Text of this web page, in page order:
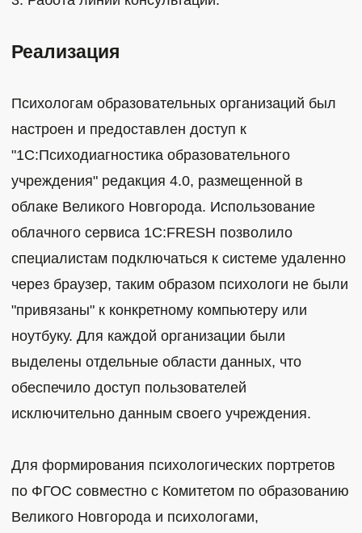
Реализация
Психологам образовательных организаций был
настроен и предоставлен доступ к
"1С:Психодиагностика образовательного
учреждения" редакция 4.0, размещенной в
облаке Великого Новгорода. Использование
облачного сервиса 1С:FRESH позволило
специалистам подключаться к системе удаленно
через браузер, таким образом психологи не были
"привязаны" к конкретному компьютеру или
ноутбуку. Для каждой организации были
выделены отдельные области данных, что
обеспечило доступ пользователей
исключительно данным своего учреждения.
Для формирования психологических портретов
по ФГОС совместно с Комитетом по образованию
Великого Новгорода и психологами,